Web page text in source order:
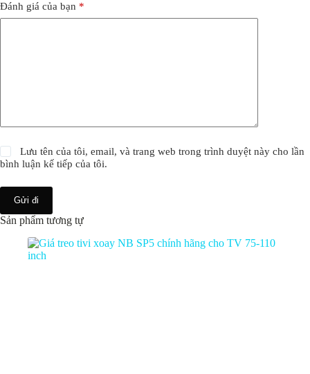
Đánh giá của bạn *
Lưu tên của tôi, email, và trang web trong trình duyệt này cho lần
bình luận kế tiếp của tôi.
Gửi đi
Sản phẩm tương tự